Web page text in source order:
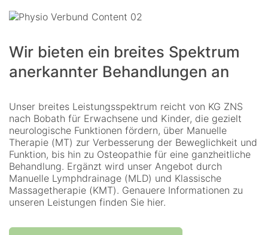
Wir bieten ein breites Spektrum
anerkannter Behandlungen an
Unser breites Leistungsspektrum reicht von KG ZNS
nach Bobath für Erwachsene und Kinder, die gezielt
neurologische Funktionen fördern, über Manuelle
Therapie (MT) zur Verbesserung der Beweglichkeit und
Funktion, bis hin zu Osteopathie für eine ganzheitliche
Behandlung. Ergänzt wird unser Angebot durch
Manuelle Lymphdrainage (MLD) und Klassische
Massagetherapie (KMT). Genauere Informationen zu
unseren Leistungen finden Sie hier.